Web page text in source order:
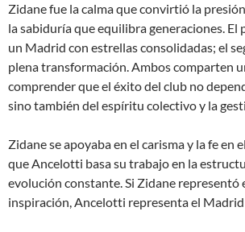
Zidane fue la calma que convirtió la
la sabiduría que equilibra generaciones.
un Madrid con estrellas consolidadas; el
plena transformación. Ambos comparten
comprender que el éxito del club no
sino también del espíritu colectivo y la
Zidane se apoyaba en el carisma y la fe en
que Ancelotti basa su trabajo en la
evolución constante. Si Zidane representó
inspiración, Ancelotti representa el